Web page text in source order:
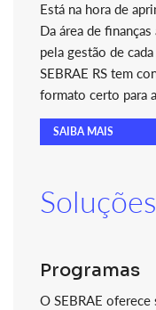
Está na hora de
Da área de
pela gestão de
SEBRAE RS tem
formato certo para
SAIBA MAIS
Programas
O SEBRAE